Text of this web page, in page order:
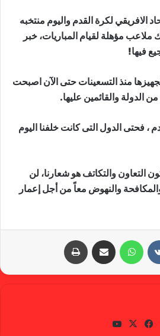
الافريقي لكرة القدم واليوم منتخبه
ملاعب مؤهلة لقيام المباريات، خبر
فيها!
تجهيزها منذ التسعينات حتى الآن اصبحت
والقائمين عليها.
، فحتى الدول التى كانت خلفنا اليوم
التعاون والتكاتف هو شعارنا، لن
والنهوض معاً من أجل إعمار
واتساب
في
X